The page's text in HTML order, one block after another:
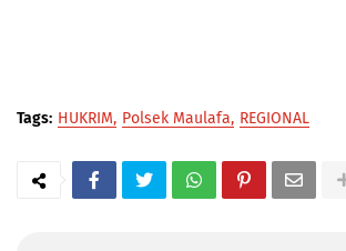
Tags: HUKRIM Polsek Maulafa REGIONAL